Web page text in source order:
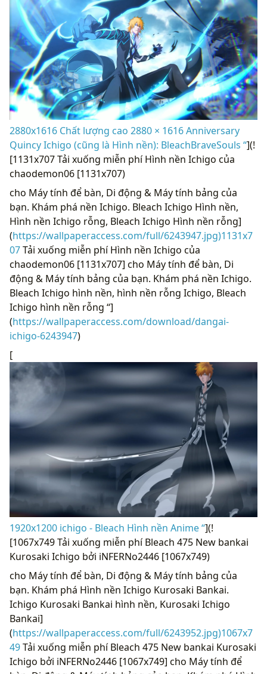
2880x1616 Chất lượng cao 2880 × 1616 Anniversary
Quincy Ichigo (cũng là Hình nền): BleachBraveSouls “](!
[1131x707 Tải xuống miễn phí Hình nền Ichigo của
chaodemon06 [1131x707)
cho Máy tính để bàn, Di động & Máy tính bảng của
bạn. Khám phá nền Ichigo. Bleach Ichigo Hình nền,
Hình nền Ichigo rỗng, Bleach Ichigo Hình nền rỗng]
(https://wallpaperaccess.com/full/6243947.jpg)1131x7
07Tải xuống miễn phí Hình nền Ichigo của
chaodemon06 [1131x707] cho Máy tính để bàn, Di
động & Máy tính bảng của bạn. Khám phá nền Ichigo.
Bleach Ichigo hình nền, hình nền rỗng Ichigo, Bleach
Ichigo hình nền rỗng “]
(https://wallpaperaccess.com/download/dangai-
ichigo-6243947)
[
1920x1200 ichigo - Bleach Hình nền Anime “](!
[1067x749 Tải xuống miễn phí Bleach 475 New bankai
Kurosaki Ichigo bởi iNFERNo2446 [1067x749)
cho Máy tính để bàn, Di động & Máy tính bảng của
bạn. Khám phá Hình nền Ichigo Kurosaki Bankai.
Ichigo Kurosaki Bankai hình nền, Kurosaki Ichigo
Bankai]
(https://wallpaperaccess.com/full/6243952.jpg)1067x7
49Tải xuống miễn phí Bleach 475 New bankai Kurosaki
Ichigo bởi iNFERNo2446 [1067x749] cho Máy tính để